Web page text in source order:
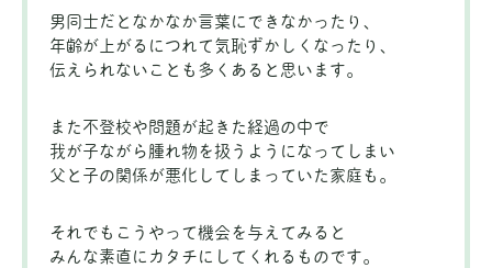
男同士だとなかなか言葉にできなかったり、
年齢が上がるにつれて気恥ずかしくなったり、
伝えられないことも多くあると思います。
また不登校や問題が起きた経過の中で
我が子ながら腫れ物を扱うようになってしまい
父と子の関係が悪化してしまっていた家庭も。
それでもこうやって機会を与えてみると
みんな素直にカタチにしてくれるものです。